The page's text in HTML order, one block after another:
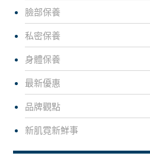
臉部保養
私密保養
身體保養
最新優惠
品牌觀點
新肌霓新鮮事